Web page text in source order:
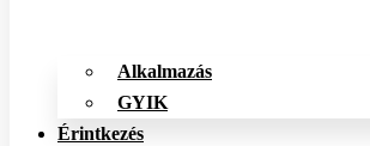
Alkalmazás
GYIK
Érintkezés